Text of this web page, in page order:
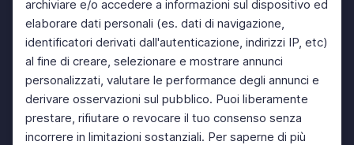
archiviare e/o accedere a informazioni sul dispositivo ed
elaborare dati personali (es. dati di navigazione,
identificatori derivati dall'autenticazione, indirizzi IP, etc)
al fine di creare, selezionare e mostrare annunci
personalizzati, valutare le performance degli annunci e
derivare osservazioni sul pubblico. Puoi liberamente
prestare, rifiutare o revocare il tuo consenso senza
incorrere in limitazioni sostanziali. Per saperne di più